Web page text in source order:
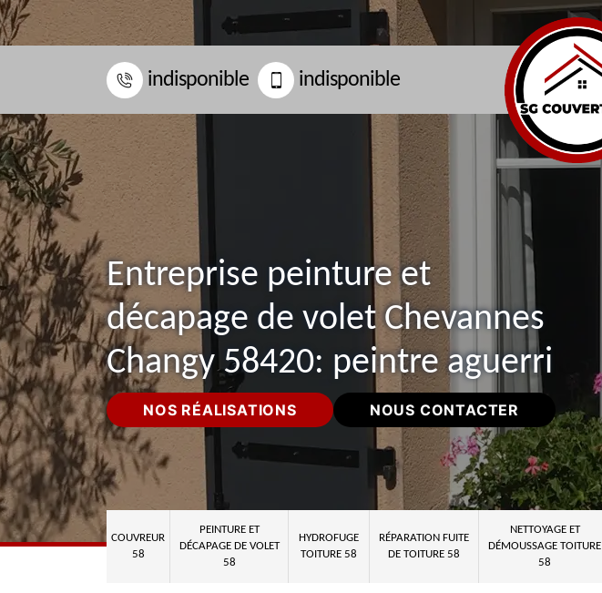
indisponible indisponible
Entreprise peinture et
décapage de volet Chevannes
Changy 58420: peintre aguerri
NOS RÉALISATIONS NOUS CONTACTER
COUVREUR
58
PEINTURE ET
DÉCAPAGE DE VOLET
58
HYDROFUGE
TOITURE 58
RÉPARATION FUITE
DE TOITURE 58
NETTOYAGE ET
DÉMOUSSAGE TOITURE
58